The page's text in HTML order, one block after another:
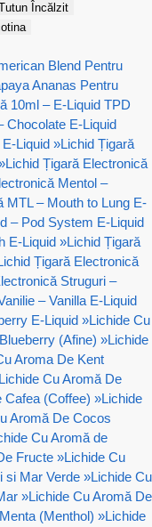
Încălzit
Blend Pentru
Ananas Pentru
10ml – E-Liquid TPD
Chocolate E-Liquid
Liquid »Lichid Țigară
Lichid Țigară Electronică
Mentol –
MTL – Mouth to Lung E-
– Pod System E-Liquid
E-Liquid »Lichid Țigară
Țigară Electronică
Struguri –
– Vanilla E-Liquid
E-Liquid »Lichide Cu
(Afine) »Lichide
Aroma De Kent
Lichide Cu Aromă De
Cafea (Coffee) »Lichide
Aromă De Cocos
Cu Aromă de
Fructe »Lichide Cu
si Mar Verde »Lichide Cu
»Lichide Cu Aromă De
(Menthol) »Lichide